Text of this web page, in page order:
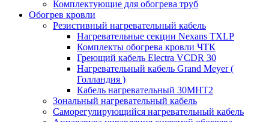
Комплектующие для обогрева труб
Обогрев кровли
Резистивный нагревательный кабель
Нагревательные секции Nexans TXLP
Комплекты обогрева кровли ЧТК
Греющий кабель Electra VCDR 30
Нагревательный кабель Grand Meyer (
Голландия )
Кабель нагревательный 30МНТ2
Зональный нагревательный кабель
Саморегулирующийся нагревательный кабель